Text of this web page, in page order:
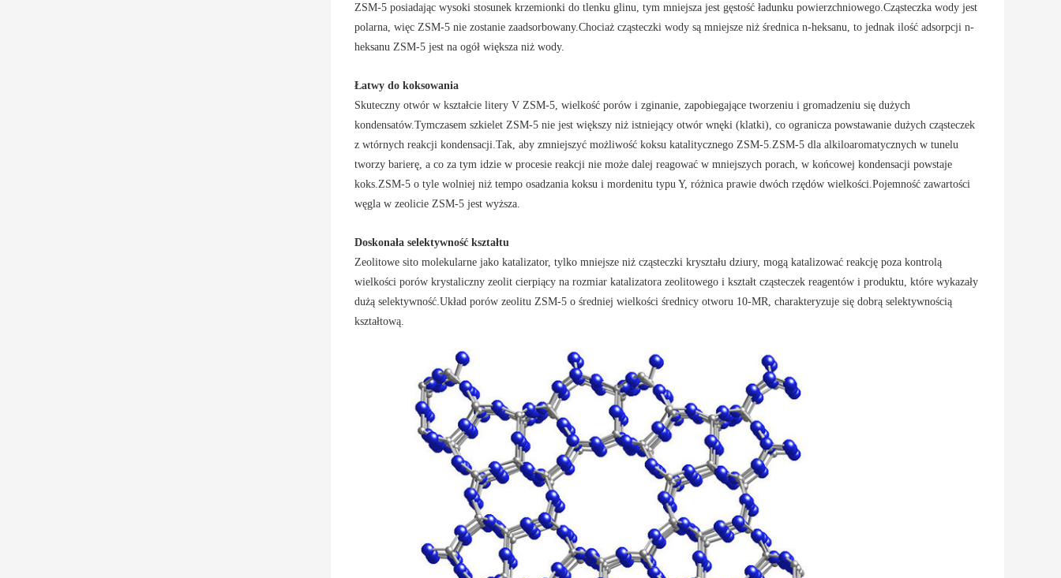
ZSM-5 posiadając wysoki stosunek krzemionki do tlenku glinu, tym mniejsza jest gęstość ładunku powierzchniowego.Cząsteczka wody jest
polarna, więc ZSM-5 nie zostanie zaadsorbowany.Chociaż cząsteczki wody są mniejsze niż średnica n-heksanu, to jednak ilość adsorpcji n-
heksanu ZSM-5 jest na ogół większa niż wody.
Łatwy do koksowania
Skuteczny otwór w kształcie litery V ZSM-5, wielkość porów i zginanie, zapobiegające tworzeniu i gromadzeniu się dużych
kondensatów.Tymczasem szkielet ZSM-5 nie jest większy niż istniejący otwór wnęki (klatki), co ogranicza powstawanie dużych cząsteczek
z wtórnych reakcji kondensacji.Tak, aby zmniejszyć możliwość koksu katalitycznego ZSM-5.ZSM-5 dla alkiloaromatycznych w tunelu
tworzy barierę, a co za tym idzie w procesie reakcji nie może dalej reagować w mniejszych porach, w końcowej kondensacji powstaje
koks.ZSM-5 o tyle wolniej niż tempo osadzania koksu i mordenitu typu Y, różnica prawie dwóch rzędów wielkości.Pojemność zawartości
węgla w zeolicie ZSM-5 jest wyższa.
Doskonała selektywność kształtu
Zeolitowe sito molekularne jako katalizator, tylko mniejsze niż cząsteczki kryształu dziury, mogą katalizować reakcję poza kontrolą
wielkości porów krystaliczny zeolit ​​cierpiący na rozmiar katalizatora zeolitowego i kształt cząsteczek reagentów i produktu, które wykazały
dużą selektywność.Układ porów zeolitu ZSM-5 o średniej wielkości średnicy otworu 10-MR, charakteryzuje się dobrą selektywnością
kształtową.